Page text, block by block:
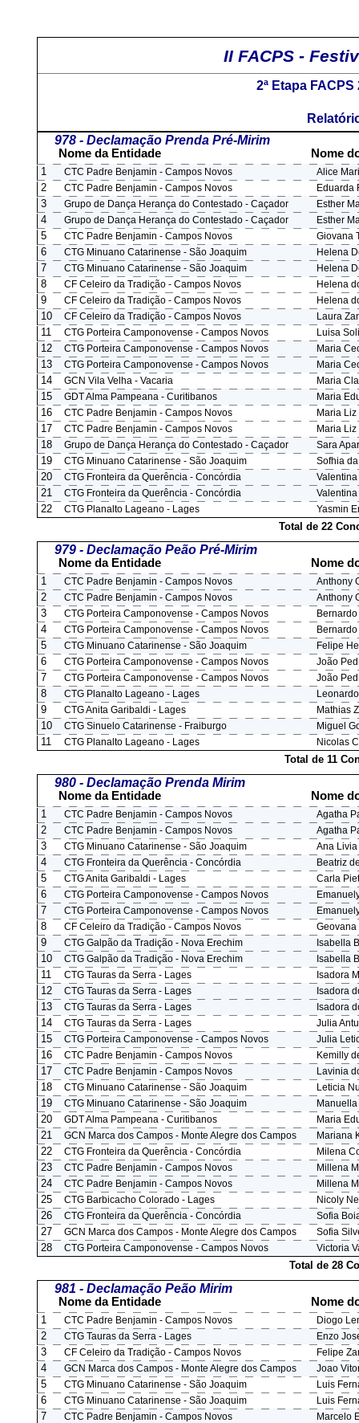
2ª Etapa
II FACPS -
Nome da Entidade Nome
978 - Declamação Prenda Pré-Mirim
Alice
1
CTC Padre Benjamin - Campos Novos
Eduarda
2
CTC Padre Benjamin - Campos Novos
Esther
3
Grupo de Dança Herança do Contestado - Caçador
Esther
4
Grupo de Dança Herança do Contestado - Caçador
Giovana
5
CTC Padre Benjamin - Campos Novos
Helena
6
CTG Minuano Catarinense - São Joaquim
Helena
7
CTG Minuano Catarinense - São Joaquim
Helena
8
CF Celeiro da Tradição - Campos Novos
Helena
9
CF Celeiro da Tradição - Campos Novos
Laura
10
CF Celeiro da Tradição - Campos Novos
Luisa
11
CTG Porteira Camponovense - Campos Novos
Maria
12
CTG Porteira Camponovense - Campos Novos
Maria
13
CTG Porteira Camponovense - Campos Novos
Maria
14
GCN Vila Velha - Vacaria
Maria
15
GDT Alma Pampeana - Curitibanos
Maria
16
CTC Padre Benjamin - Campos Novos
Maria
17
CTC Padre Benjamin - Campos Novos
Sara
18
Grupo de Dança Herança do Contestado - Caçador
Sofhia
19
CTG Minuano Catarinense - São Joaquim
20
CTG Fronteira da Querência - Concórdia
21
CTG Fronteira da Querência - Concórdia
Yasmin
22 CTG Planalto Lageano - Lages
Total de 22
Nome da Entidade Nome
979 - Declamação Peão Pré-Mirim
Anthony
1
CTC Padre Benjamin - Campos Novos
Anthony
2
CTC Padre Benjamin - Campos Novos
3
CTG Porteira Camponovense - Campos Novos
4
CTG Porteira Camponovense - Campos Novos
Felipe
5
CTG Minuano Catarinense - São Joaquim
João
6
CTG Porteira Camponovense - Campos Novos
João
7
CTG Porteira Camponovense - Campos Novos
8
CTG Planalto Lageano - Lages
Mathias
9
CTG Anita Garibaldi - Lages
Miguel
10
CTG Sinuelo Catarinense - Fraiburgo
Nicolas
11 CTG Planalto Lageano - Lages
Total de 11
Nome da Entidade Nome
980 - Declamação Prenda Mirim
Agatha
1
CTC Padre Benjamin - Campos Novos
Agatha
2
CTC Padre Benjamin - Campos Novos
Ana
3
CTG Minuano Catarinense - São Joaquim
Beatriz
4
CTG Fronteira da Querência - Concórdia
Carla
5
CTG Anita Garibaldi - Lages
6
CTG Porteira Camponovense - Campos Novos
7
CTG Porteira Camponovense - Campos Novos
Geovana
8
CF Celeiro da Tradição - Campos Novos
Isabella
9
CTG Galpão da Tradição - Nova Erechim
Isabella
10
CTG Galpão da Tradição - Nova Erechim
Isadora
11
CTG Tauras da Serra - Lages
Isadora
12
CTG Tauras da Serra - Lages
Isadora
13
CTG Tauras da Serra - Lages
Julia
14
CTG Tauras da Serra - Lages
Julia
15
CTG Porteira Camponovense - Campos Novos
Kemilly
16
CTC Padre Benjamin - Campos Novos
Lavinia
17
CTC Padre Benjamin - Campos Novos
Leticia
18
CTG Minuano Catarinense - São Joaquim
19
CTG Minuano Catarinense - São Joaquim
Maria
20
GDT Alma Pampeana - Curitibanos
Mariana
21
GCN Marca dos Campos - Monte Alegre dos Campos
Milena
22
CTG Fronteira da Querência - Concórdia
Millena
23
CTC Padre Benjamin - Campos Novos
Millena
24
CTC Padre Benjamin - Campos Novos
Nicoly
25
CTG Barbicacho Colorado - Lages
Sofia
26
CTG Fronteira da Querência - Concórdia
Sofia
27
GCN Marca dos Campos - Monte Alegre dos Campos
Victoria
28 CTG Porteira Camponovense - Campos Novos
Total de 28
Nome da Entidade Nome
981 - Declamação Peão Mirim
Diogo
1
CTC Padre Benjamin - Campos Novos
Enzo
2
CTG Tauras da Serra - Lages
Felipe
3
CF Celeiro da Tradição - Campos Novos
Joao
4
GCN Marca dos Campos - Monte Alegre dos Campos
Luis
5
CTG Minuano Catarinense - São Joaquim
Luis
6
CTG Minuano Catarinense - São Joaquim
Marcelo
7
CTC Padre Benjamin - Campos Novos